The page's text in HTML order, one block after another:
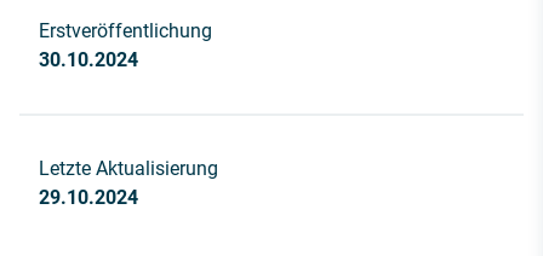
Erstveröffentlichung
30.10.2024
Letzte Aktualisierung
29.10.2024